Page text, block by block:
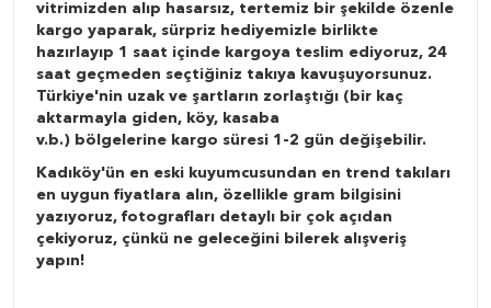
vitrimizden alıp hasarsız, tertemiz bir şekilde özenle
kargo yaparak, sürpriz hediyemizle birlikte
hazırlayıp 1 saat içinde kargoya teslim ediyoruz, 24
saat geçmeden seçtiğiniz takıya kavuşuyorsunuz.
Türkiye'nin uzak ve şartların zorlaştığı (bir kaç
aktarmayla giden, köy, kasaba
v.b.) bölgelerine kargo süresi 1-2 gün değişebilir.
Kadıköy'ün en eski kuyumcusundan en trend takıları
en uygun fiyatlara alın, özellikle gram bilgisini
yazıyoruz, fotografları detaylı bir çok açıdan
çekiyoruz, çünkü ne geleceğini bilerek alışveriş
yapın!